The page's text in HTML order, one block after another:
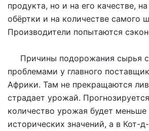
продукта, но и на его качестве,
обёртки и на количестве самого
Производители попытаются
Причины подорожания сырья
проблемами у главного
Африки. Там не прекращаются
страдает урожай.
количество урожая будет меньше
исторических значений, а в Кот-